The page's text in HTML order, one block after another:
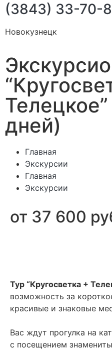
(3843) 33-70-
Новокузнецк
дней)
Главная
Экскурсии
Главная
Экскурсии
от 37 600
Тур “Кругосветка +
возможность за
красивые и знаковые
Вас ждут прогулка на
с посещением